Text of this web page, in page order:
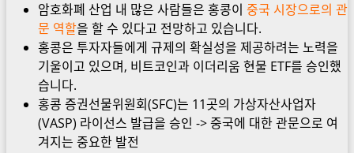
암호화폐 산업 내 많은 사람들은 홍콩이 중국 시장으로의 관
문 역할을 할 수 있다고 전망하고 있습니다.
홍콩은 투자자들에게 규제의 확실성을 제공하려는 노력을
기울이고 있으며, 비트코인과 이더리움 현물 ETF를 승인했
습니다.
홍콩 증권선물위원회(SFC)는 11곳의 가상자산사업자
(VASP) 라이선스 발급을 승인 -> 중국에 대한 관문으로 여
겨지는 중요한 발전